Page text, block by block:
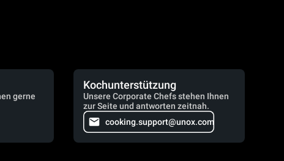
gerne
Kochunterstützung
Unsere Corporate Chefs stehen Ihnen
zur Seite und antworten zeitnah.
cooking.support@unox.com